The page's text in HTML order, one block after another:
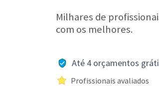
Milhares de
com os melhores.
Até 4 orçamentos
Profissionais avaliados